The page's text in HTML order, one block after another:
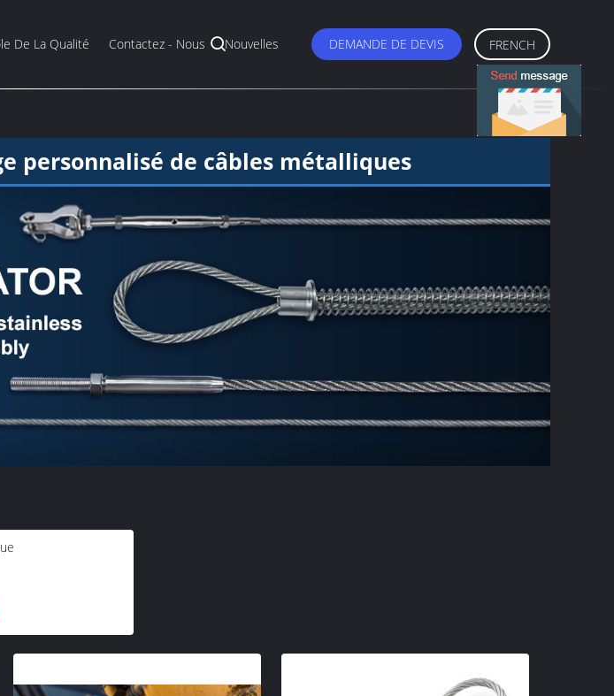
De La Qualité Contactez - Nous Nouvelles DEMANDE DE DEVIS FRENCH
personnalisé de câbles métalliques